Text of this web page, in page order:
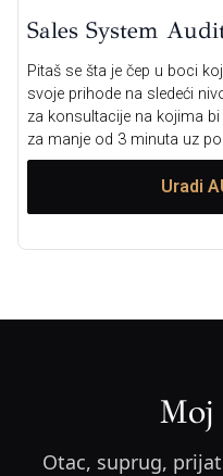
Sales System
Pitaš se šta je čep u boci
svoje prihode na sledeći
za konsultacije na kojima
za manje od 3 minuta uz
Uradi
Otac, suprug,